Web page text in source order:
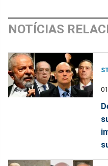
NOTÍCIAS